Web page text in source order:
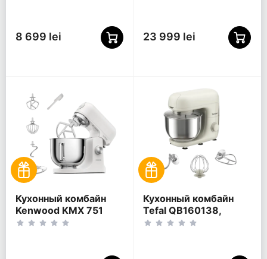
8 699 lei 23 999 lei
Кухонный комбайн
Kenwood KMX 751
AWH, Белый
Кухонный комбайн
Tefal QB160138,
Бежевый